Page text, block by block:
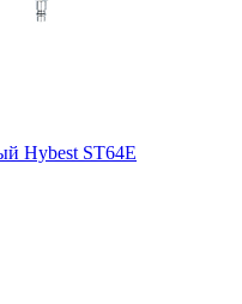
Hybest ST64E